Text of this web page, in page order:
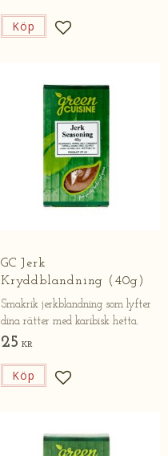
Lägg till i
Köp
GC Jerk
Kryddblandning (40g)
Smakrik jerkblandning som lyfter
dina rätter med karibisk hetta.
25 KR
Lägg till i
Köp